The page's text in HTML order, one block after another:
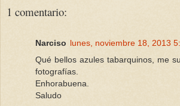
1 comentario:
Narciso lunes, noviembre 18, 2013
Qué bellos azules tabarquinos, me
fotografías.
Enhorabuena.
Saludo